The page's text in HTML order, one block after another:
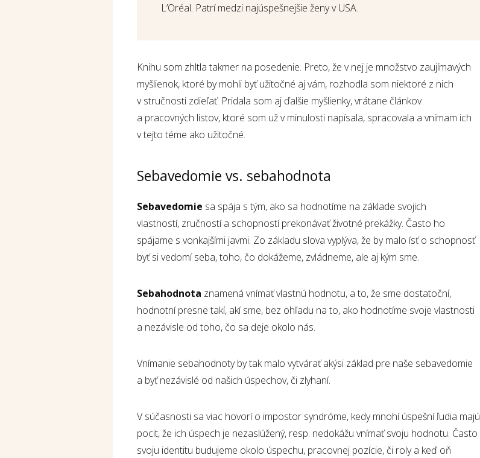
L’Oréal. Patrí medzi najúspešnejšie ženy v USA.
Knihu som zhltla takmer na posedenie. Preto, že v nej je množstvo zaujímavých
myšlienok, ktoré by mohli byť užitočné aj vám, rozhodla som niektoré z nich
v stručnosti zdieľať. Pridala som aj ďalšie myšlienky, vrátane článkov
a pracovných listov, ktoré som už v minulosti napísala, spracovala a vnímam ich
v tejto téme ako užitočné.
Sebavedomie vs. sebahodnota
Sebavedomie sa spája s tým, ako sa hodnotíme na základe svojich
vlastností, zručností a schopností prekonávať životné prekážky. Často ho
spájame s vonkajšími javmi. Zo základu slova vyplýva, že by malo ísť o schopnosť
byť si vedomí seba, toho, čo dokážeme, zvládneme, ale aj kým sme.
Sebahodnota znamená vnímať vlastnú hodnotu, a to, že sme dostatoční,
hodnotní presne takí, akí sme, bez ohľadu na to, ako hodnotíme svoje vlastnosti
a nezávisle od toho, čo sa deje okolo nás.
Vnímanie sebahodnoty by tak malo vytvárať akýsi základ pre naše sebavedomie
a byť nezávislé od našich úspechov, či zlyhaní.
V súčasnosti sa viac hovorí o impostor syndróme, kedy mnohí úspešní ľudia majú
pocit, že ich úspech je nezaslúžený, resp. nedokážu vnímať svoju hodnotu. Často
svoju identitu budujeme okolo úspechu, pracovnej pozície, či roly a keď oň